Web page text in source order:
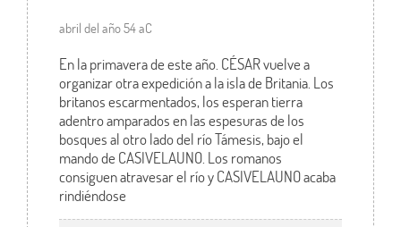
abril del año 54 aC
En la primavera de este año. CÉSAR vuelve a
organizar otra expedición a la isla de Britania. Los
britanos escarmentados, los esperan tierra
adentro amparados en las espesuras de los
bosques al otro lado del río Támesis, bajo el
mando de CASIVELAUNO. Los romanos
consiguen atravesar el río y CASIVELAUNO acaba
rindiéndose